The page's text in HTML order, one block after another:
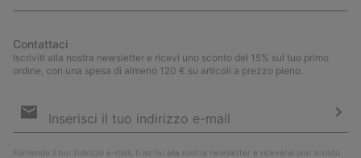
Contattaci
Iscriviti alla nostra newsletter e ricevi uno sconto del 15% sul tuo primo
ordine, con una spesa di almeno 120 € su articoli a prezzo pieno.
e-
Fornendo il tuo indirizzo e-mail, ti iscrivi alla nostra newsletter e riceverai uno sconto